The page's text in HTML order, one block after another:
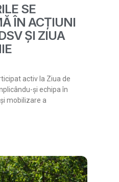
SE
ÎN ACȚIUNI
ȘI ZIUA
activ la Ziua de
și echipa în
mobilizare a